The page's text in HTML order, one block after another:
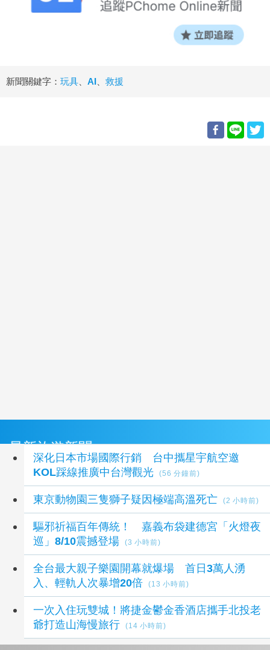
新聞關鍵字： 玩具 AI 救援
最新旅遊新聞
深化日本市場國際行銷 台中攜星宇航空邀
KOL踩線推廣中台灣觀光
(56 分鐘前)
東京動物園三隻獅子疑因極端高溫死亡 (2 小時前)
驅邪祈福百年傳統！ 嘉義布袋建德宮「火燈夜
巡」8/10震撼登場
(3 小時前)
全台最大親子樂園開幕就爆場 首日3萬人湧
入、輕軌人次暴增20倍
(13 小時前)
一次入住玩雙城！將捷金鬱金香酒店攜手北投老
爺打造山海慢旅行
(14 小時前)